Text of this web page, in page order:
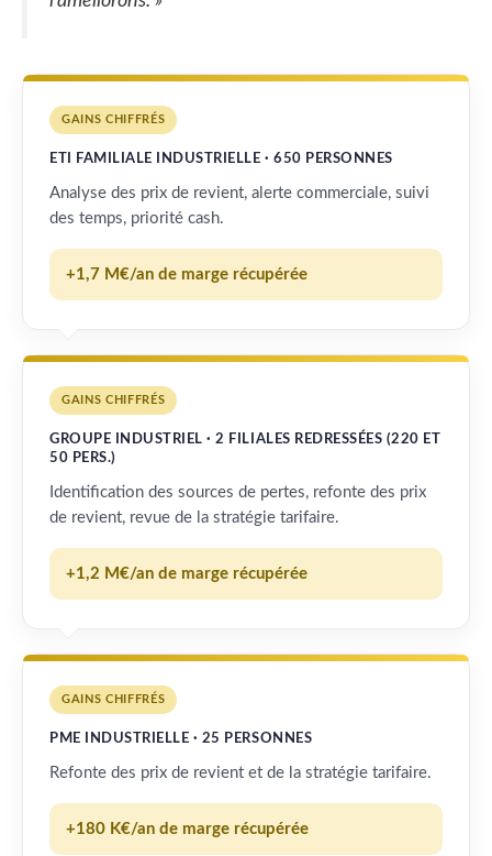
GAINS CHIFFRÉS
ETI FAMILIALE INDUSTRIELLE · 650 PERSONNES
Analyse des prix de revient, alerte commerciale, suivi
des temps, priorité cash.
+1,7 M€/an de marge récupérée
GAINS CHIFFRÉS
GROUPE INDUSTRIEL · 2 FILIALES REDRESSÉES (220 ET
50 PERS.)
Identification des sources de pertes, refonte des prix
de revient, revue de la stratégie tarifaire.
+1,2 M€/an de marge récupérée
GAINS CHIFFRÉS
PME INDUSTRIELLE · 25 PERSONNES
Refonte des prix de revient et de la stratégie tarifaire.
+180 K€/an de marge récupérée